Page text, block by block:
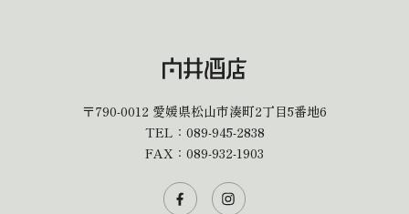
〒790-0012 愛媛県松山市湊町2丁目5番地6
TEL： 089-945-2838
FAX：089-932-1903